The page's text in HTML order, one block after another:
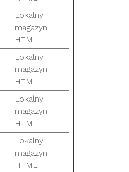
Lokalny
magazyn
HTML
Lokalny
magazyn
HTML
Lokalny
magazyn
HTML
Lokalny
magazyn
HTML